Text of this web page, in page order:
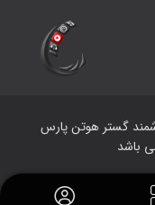
گستر هوتن پارس
باشد